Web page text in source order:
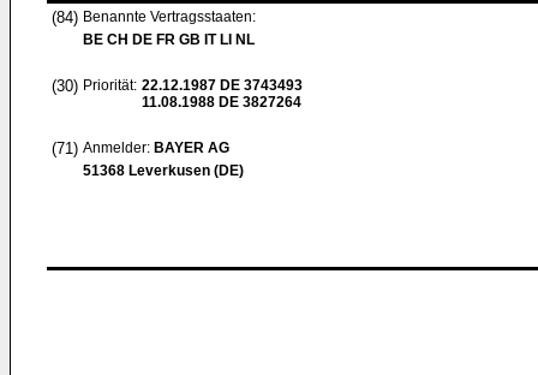
(84) Benannte Vertragsstaaten:
BE CH DE FR GB IT LI NL
(30) Priorität: 22.12.1987 DE 3743493
11.08.1988 DE 3827264
(71) Anmelder: BAYER AG
51368 Leverkusen (DE)